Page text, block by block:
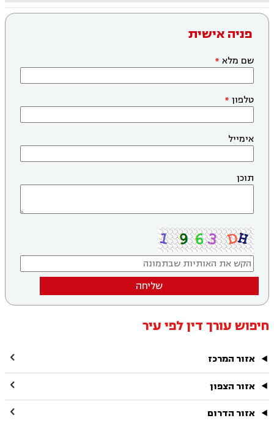
פניה אישית
שם מלא
טלפון
אימייל
תוכן
שליחה
חיפוש עורך דין לפי עיר
אזור המרכז 
אזור הצפון 
אזור הדרום 